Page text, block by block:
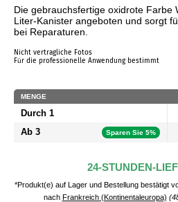
Die gebrauchsfertige oxidrote Farbe
Liter-Kanister angeboten und sorgt
bei Reparaturen.
Nicht vertragliche Fotos
Für die professionelle Anwendung bestimmt
MENGE
Durch 1
Ab 3 Sparen Sie 5%
24-STUNDEN-
*Produkt(e) auf Lager und Bestellung bestätigt
nach Frankreich (Kontinentaleuropa)